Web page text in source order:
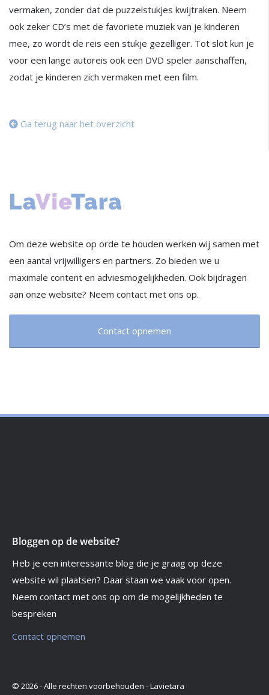
vermaken, zonder dat de puzzelstukjes kwijtraken. Neem
ook zeker CD’s met de favoriete muziek van je kinderen
mee, zo wordt de reis een stukje gezelliger. Tot slot kun je
voor een lange autoreis ook een DVD speler aanschaffen,
zodat je kinderen zich vermaken met een film.
Ga terug naar het overzicht
Om deze website op orde te houden werken wij samen met
een aantal vrijwilligers en partners. Zo bieden we u
maximale content en adviesmogelijkheden. Ook bijdragen
aan onze website? Neem contact met ons op.
Contact opnemen
Bloggen op de website?
Heb je een interessante blog die je graag op deze
website wil plaatsen? Daar staan we vaak voor open.
Neem contact met ons op om de mogelijkheden te
bespreken
Contact opnemen
© 2026 - Alle rechten voorbehouden - Lavietara